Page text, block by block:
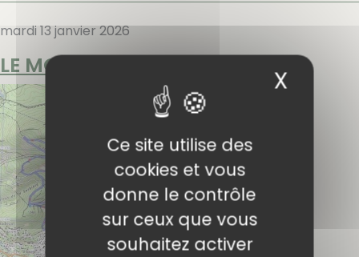
Ce site utilise des
cookies et vous
donne le contrôle
sur ceux que vous
souhaitez activer
X
mardi 13 janvier 2026
LE MONT COUDON